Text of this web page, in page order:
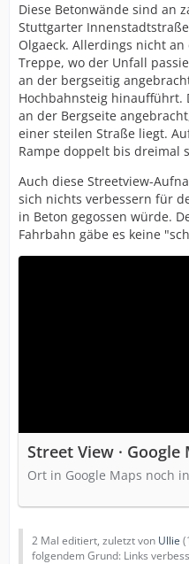
Diese Betonwände sind an
Stuttgarter
Olgaeck. Allerdings nicht
Treppe, wo der Unfall
an der bergseitig
Hochbahnsteig hinaufführt.
an der Bergseite
einer steilen Straße liegt.
Rampe doppelt bis dreimal
Auch diese Streetview-
sich nichts verbessern für
in Beton gegossen würde.
Fahrbahn gäbe es keine
Street View · Google
Ort in Google Maps noch
2 Mal editiert, zuletzt von Ullie (
folgendem Grund: Links